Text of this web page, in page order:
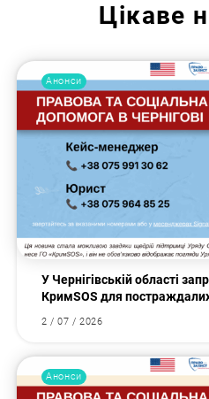
Цікаве
Анонси
У Чернігівській області
КримSOS для постраждалих
2 / 07 / 2026
Анонси